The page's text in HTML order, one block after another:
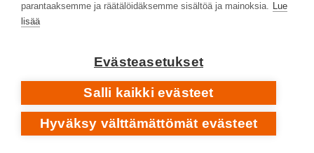
parantaaksemme ja räätälöidäksemme sisältöä ja mainoksia. Lue
lisää
Evästeasetukset
Salli kaikki evästeet
Hyväksy välttämättömät evästeet